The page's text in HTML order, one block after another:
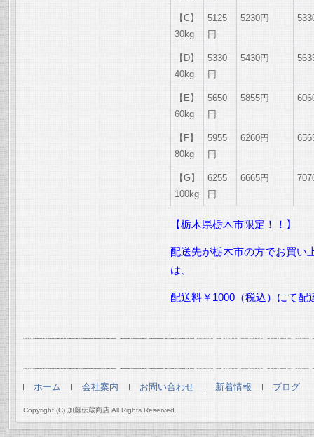
【C】
30kg
5125
円
5230円
【D】
40kg
5330
円
5430円
【E】
60kg
5650
円
5855円
【F】
80kg
5955
円
6260円
【G】
100kg
6255
円
6665円
【栃木県栃木市限定！！】
配送先が栃木市の方でお買い
は、
配送料￥1000（税込）にて配
ホーム 会社案内 お問い合わせ 新着情報 ブログ
Copyright (C) 加藤伝蔵商店 All Rights Reserved.